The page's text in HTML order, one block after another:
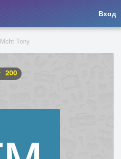
Вход
Mcht Tony
200